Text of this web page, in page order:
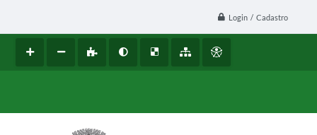
Login / Cadastro